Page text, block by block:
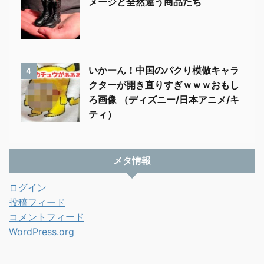
4
いかーん！中国のパクり模倣キャラ
クターが開き直りすぎｗｗｗおもし
ろ画像 （ディズニー/日本アニメ/キ
ティ）
メタ情報
ログイン
投稿フィード
コメントフィード
WordPress.org